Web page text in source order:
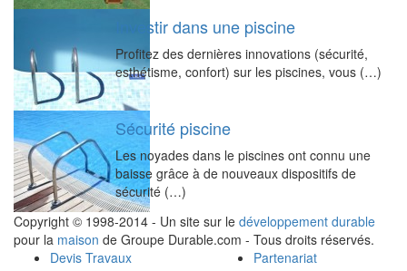
Investir dans une piscine
Profitez des dernières innovations (sécurité,
esthétisme, confort) sur les piscines, vous (…)
Sécurité piscine
Les noyades dans le piscines ont connu une
baisse grâce à de nouveaux dispositifs de
sécurité (…)
Copyright © 1998-2014 - Un site sur le développement durable
pour la maison de Groupe Durable.com - Tous droits réservés.
Devis Travaux
Partenariat